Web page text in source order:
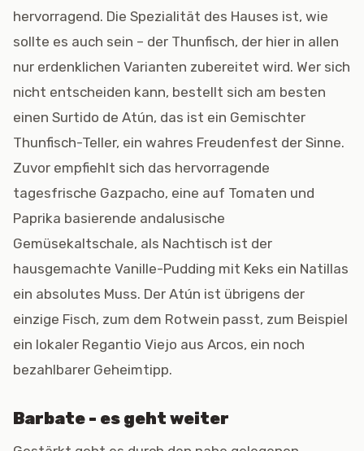
hervorragend. Die Spezialität des Hauses ist, wie
sollte es auch sein – der Thunfisch, der hier in allen
nur erdenklichen Varianten zubereitet wird. Wer sich
nicht entscheiden kann, bestellt sich am besten
einen Surtido de Atún, das ist ein Gemischter
Thunfisch-Teller, ein wahres Freudenfest der Sinne.
Zuvor empfiehlt sich das hervorragende
tagesfrische Gazpacho, eine auf Tomaten und
Paprika basierende andalusische
Gemüsekaltschale, als Nachtisch ist der
hausgemachte Vanille-Pudding mit Keks ein Natillas
ein absolutes Muss. Der Atún ist übrigens der
einzige Fisch, zum dem Rotwein passt, zum Beispiel
ein lokaler Regantio Viejo aus Arcos, ein noch
bezahlbarer Geheimtipp.
Barbate - es geht weiter